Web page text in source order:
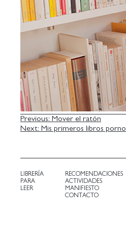
NAVEGACIÓN
DE
Previous: Mover el ratón
Next: Mis primeros libros porno
LIBRERÍA
PARA
LEER
RECOMENDACIONES
ACTIVIDADES
MANIFIESTO
CONTACTO